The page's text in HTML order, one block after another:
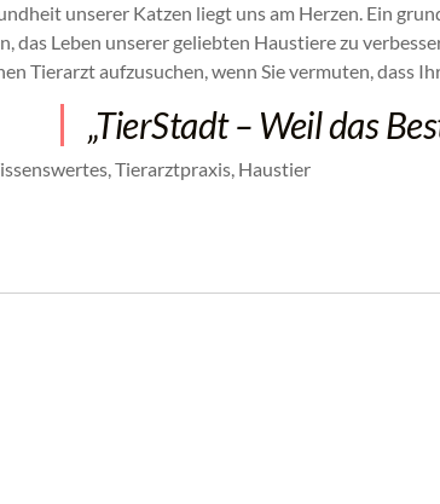
unserer Katzen liegt uns am Herzen. Ein
das Leben unserer geliebten Haustiere zu
Tierarzt aufzusuchen, wenn Sie vermuten, dass
„TierStadt – Weil das
Tierarztpraxis, Haustier